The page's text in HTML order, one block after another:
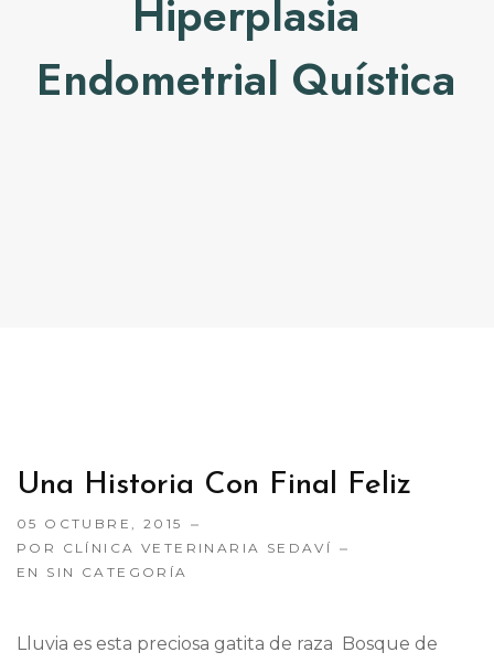
Hiperplasia
Endometrial Quística
Una Historia Con Final Feliz
05 OCTUBRE, 2015
POR CLÍNICA VETERINARIA SEDAVÍ
EN SIN CATEGORÍA
Lluvia es esta preciosa gatita de raza Bosque de